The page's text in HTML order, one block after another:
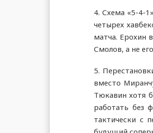
4. Схема «5-4-
четырех
матча. Ерохин
Смолов, а не
5.
вместо
Тюкавин хотя
работать без
тактически с